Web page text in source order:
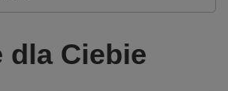
dla Ciebie